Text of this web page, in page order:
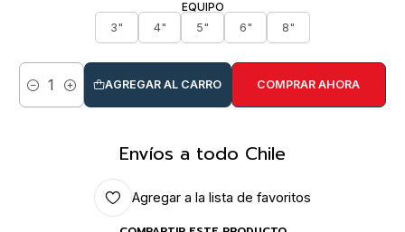
EQUIPO
3"
4" 5" 6" 8"
Cantidad
AGREGAR AL CARRO COMPRAR AHORA
Envíos a todo Chile
Agregar a la lista de favoritos